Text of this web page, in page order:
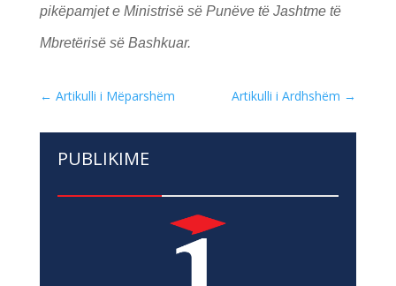
pikëpamjet e Ministrisë së Punëve të Jashtme të
Mbretërisë së Bashkuar.
← Artikulli i Mëparshëm Artikulli i Ardhshëm →
PUBLIKIME